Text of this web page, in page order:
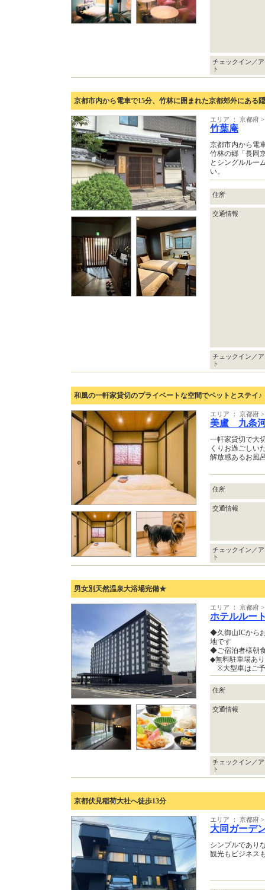
チェックイン／
ト
京都市内から電車で15分、竹林に囲まれた京都郊外にある
エリア ： 京都府
竹葉庵
京都市内から電
竹林の郷「長岡
とシングルルー
い。
住所
交通情報
チェックイン／
ト
和風の一軒家貸切のプライベートな空間でペットとステ
エリア ： 京都府
美盧 九条
一軒家貸切で大
くりお過ごし
解放感あるお風
住所
交通情報
チェックイン／
ト
男女別天然温泉大浴場完備★
エリア ： 京都府
ホテルルー
◆久御山ICから
地です
◆ご宿泊者様朝
◆無料駐車場あ
※大型車はご予
住所
交通情報
チェックイン／
ト
京都伏見稲荷大社へ徒歩13分
エリア ： 京都府
大同ガーデ
シンプルであり
観光もビジネス